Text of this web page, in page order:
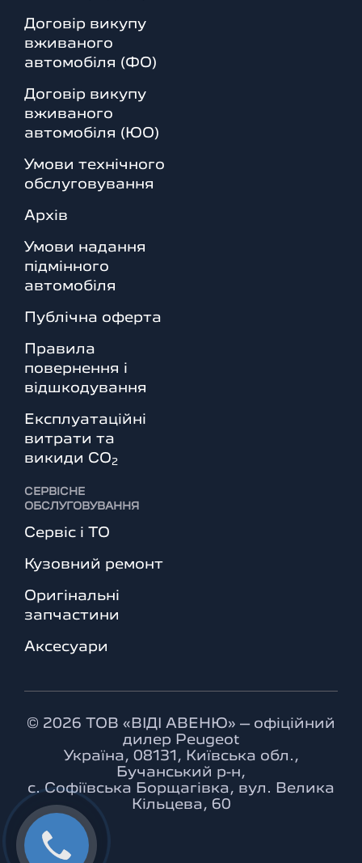
Договір викупу
вживаного
автомобіля (ФО)
Договір викупу
вживаного
автомобіля (ЮО)
Умови технічного
обслуговування
Архів
Умови надання
підмінного
автомобіля
Публічна оферта
Правила
повернення і
відшкодування
Експлуатаційні
витрати та
викиди СО2
СЕРВІСНЕ
ОБСЛУГОВУВАННЯ
Сервіс і ТО
Кузовний ремонт
Оригінальні
запчастини
Аксесуари
© 2026 ТОВ «ВІДІ АВЕНЮ» – офіційний
дилер Peugeot
Україна, 08131, Київська обл.,
Бучанський р-н,
с. Софіївська Борщагівка, вул. Велика
Кільцева, 60